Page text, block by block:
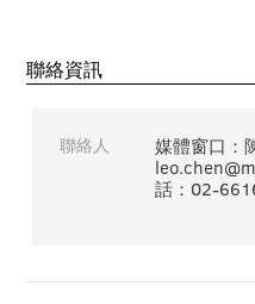
聯絡資訊
聯絡人
媒體窗口：
話：02-